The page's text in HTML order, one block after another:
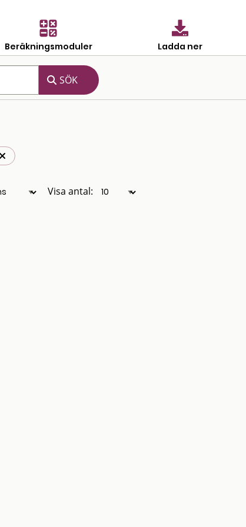
Beräkningsmoduler Ladda ner
Visa antal: